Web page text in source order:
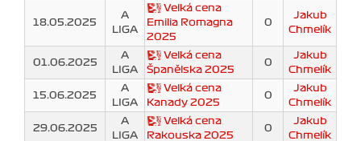
18.05.2025
A
LIGA
Velká cena
Emilia Romagna
2025
0
Jakub
Chmelík
01.06.2025
A
LIGA
Velká cena
Španělska 2025
0
Jakub
Chmelík
15.06.2025
A
LIGA
Velká cena
Kanady 2025
0
Jakub
Chmelík
29.06.2025
A
LIGA
Velká cena
Rakouska 2025
0
Jakub
Chmelík